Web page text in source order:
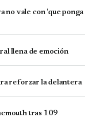
no vale con 'que ponga
llena de emoción
reforzar la delantera
tras 109